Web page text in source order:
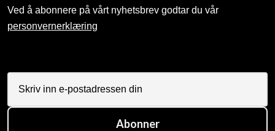
Ved å abonnere på vårt nyhetsbrev godtar du vår
personvernerklæring
Abonner